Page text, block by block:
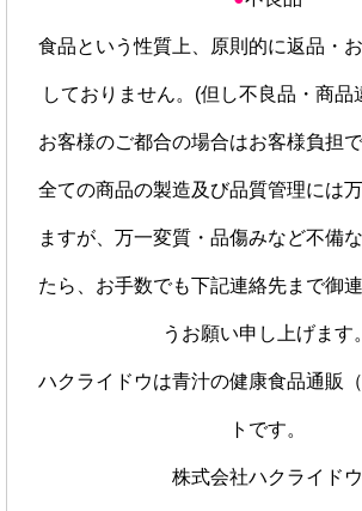
食品という性質上、原則的に返品・
しておりません。(但し不良品・商品
お客様のご都合の場合はお客様負担
全ての商品の製造及び品質管理には
ますが、万一変質・品傷みなど不備
たら、お手数でも下記連絡先まで御
うお願い申し上げます。
ハクライドウは青汁の健康食品通販
トです。
株式会社ハクライドウ